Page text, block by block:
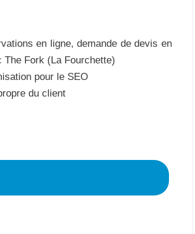
en ligne, demande de devis en
Fork (La Fourchette)
pour le SEO
du client